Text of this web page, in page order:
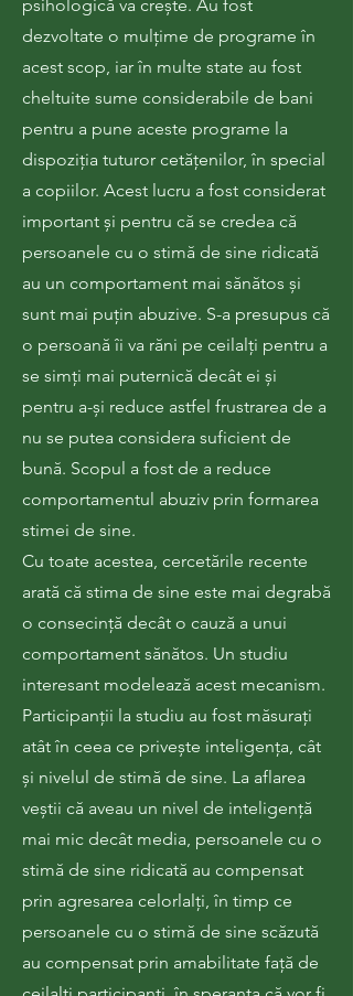
psihologică va crește. Au fost
dezvoltate o mulțime de programe în
acest scop, iar în multe state au fost
cheltuite sume considerabile de bani
pentru a pune aceste programe la
dispoziția tuturor cetățenilor, în special
a copiilor. Acest lucru a fost considerat
important și pentru că se credea că
persoanele cu o stimă de sine ridicată
au un comportament mai sănătos și
sunt mai puțin abuzive. S-a presupus că
o persoană îi va răni pe ceilalți pentru a
se simți mai puternică decât ei și
pentru a-și reduce astfel frustrarea de a
nu se putea considera suficient de
bună. Scopul a fost de a reduce
comportamentul abuziv prin formarea
stimei de sine.
Cu toate acestea, cercetările recente
arată că stima de sine este mai degrabă
o consecință decât o cauză a unui
comportament sănătos. Un studiu
interesant modelează acest mecanism.
Participanții la studiu au fost măsurați
atât în ceea ce privește inteligența, cât
și nivelul de stimă de sine. La aflarea
veștii că aveau un nivel de inteligență
mai mic decât media, persoanele cu o
stimă de sine ridicată au compensat
prin agresarea celorlalți, în timp ce
persoanele cu o stimă de sine scăzută
au compensat prin amabilitate față de